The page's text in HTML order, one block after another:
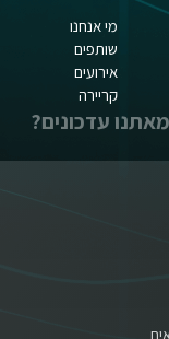
מי אנחנו
שותפים
אירועים
קריירה
עדכונים?